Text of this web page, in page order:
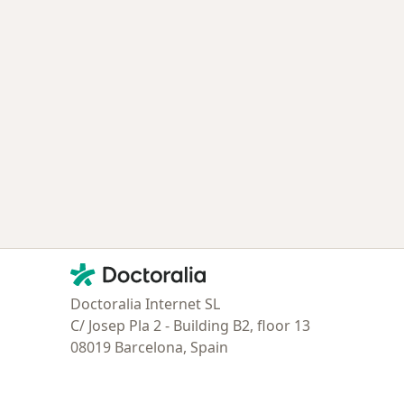
Contacto
Doctoralia - Página de inicio
Doctoralia Internet SL
C/ Josep Pla 2 - Building B2, floor 13
08019 Barcelona, Spain